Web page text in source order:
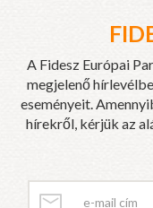
A Fidesz Európai
megjelenő
eseményeit.
hírekről, kérjük az